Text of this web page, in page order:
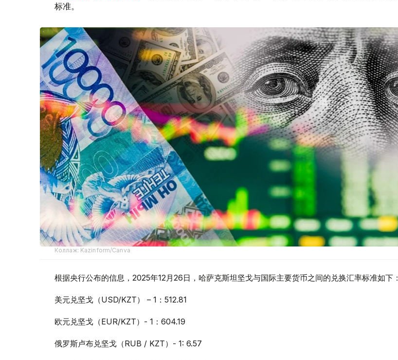
标准。
Коллаж: Kazinform/Canva
根据央行公布的信息，2025年12月26日，哈萨克斯坦坚戈与国际主要货币之间的兑换汇率标准如下：
美元兑坚戈（USD/KZT） – 1：512.81
欧元兑坚戈（EUR/KZT）- 1：604.19
俄罗斯卢布兑坚戈（RUB / KZT）- 1: 6.57